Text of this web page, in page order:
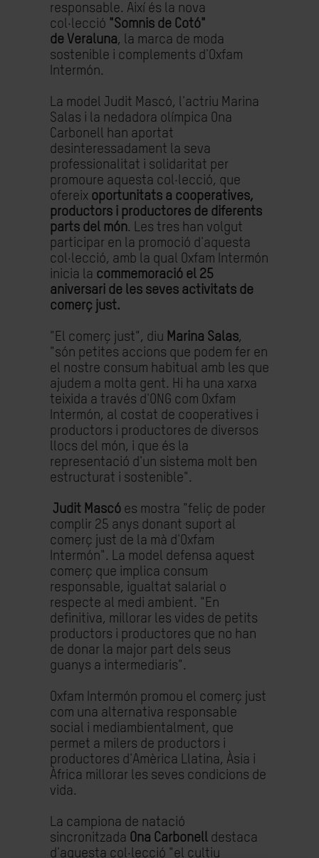
responsable. Així és la nova
col·lecció "Somnis de Cotó"
de Veraluna, la marca de moda
sostenible i complements d'Oxfam
Intermón.
La model Judit Mascó, l'actriu Marina
Salas i la nedadora olímpica Ona
Carbonell han aportat
desinteressadament la seva
professionalitat i solidaritat per
promoure aquesta col·lecció, que
ofereix oportunitats a cooperatives,
productors i productores de diferents
parts del món. Les tres han volgut
participar en la promoció d'aquesta
col·lecció, amb la qual Oxfam Intermón
inicia la commemoració el 25
aniversari de les seves activitats de
comerç just.
"El comerç just", diu Marina Salas,
"són petites accions que podem fer en
el nostre consum habitual amb les que
ajudem a molta gent. Hi ha una xarxa
teixida a través d'ONG com Oxfam
Intermón, al costat de cooperatives i
productors i productores de diversos
llocs del món, i que és la
representació d'un sistema molt ben
estructurat i sostenible".
Judit Mascó es mostra "feliç de poder
complir 25 anys donant suport al
comerç just de la mà d'Oxfam
Intermón". La model defensa aquest
comerç que implica consum
responsable, igualtat salarial o
respecte al medi ambient. "En
definitiva, millorar les vides de petits
productors i productores que no han
de donar la major part dels seus
guanys a intermediaris".
Oxfam Intermón promou el comerç just
com una alternativa responsable
social i mediambientalment, que
permet a milers de productors i
productores d'Amèrica Llatina, Àsia i
Àfrica millorar les seves condicions de
vida.
La campiona de natació
sincronitzada Ona Carbonell destaca
d'aquesta col·lecció "el cultiu